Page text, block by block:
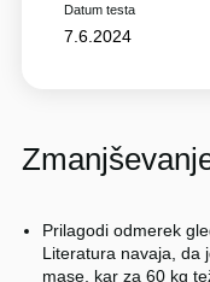
Datum testa
7.6.2024
Prilagodi odmerek
Literatura navaja, da
mase, kar za 60 kg